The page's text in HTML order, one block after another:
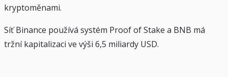
kryptoměnami.
Síť Binance používá systém Proof of Stake a BNB má
tržní kapitalizaci ve výši 6,5 miliardy USD.